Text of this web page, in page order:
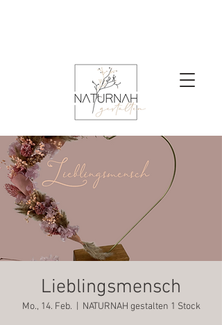
Lieblingsmensch
Mo., 14. Feb. NATURNAH gestalten 1 Stock